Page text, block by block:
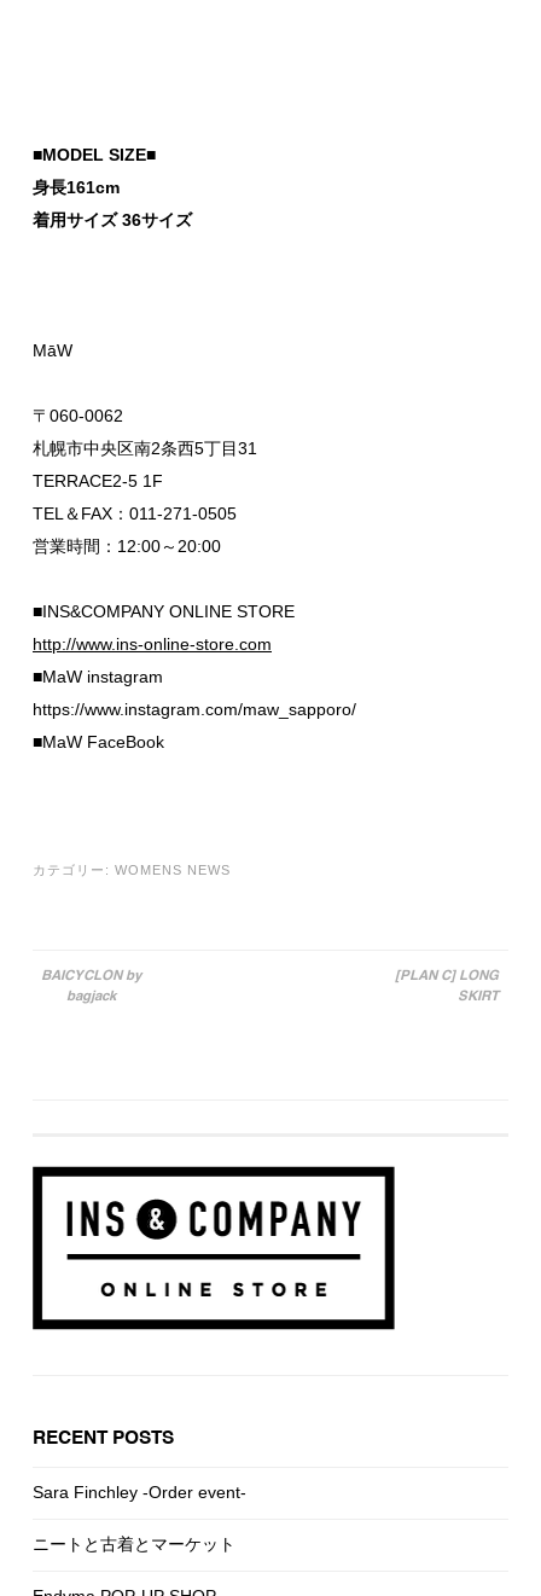
■MODEL SIZE■
身長161cm
着用サイズ 36サイズ
MāW
〒060-0062
札幌市中央区南2条西5丁目31
TERRACE2-5 1F
TEL＆FAX：011-271-0505
営業時間：12:00～20:00
■INS&COMPANY ONLINE STORE
http://www.ins-online-store.com
■MaW instagram
https://www.instagram.com/maw_sapporo/
■MaW FaceBook
カテゴリー: WOMENS NEWS
投稿ナビゲーション
BAICYCLON by
bagjack
[PLAN C] LONG
SKIRT
RECENT POSTS
Sara Finchley -Order event-
ニートと古着とマーケット